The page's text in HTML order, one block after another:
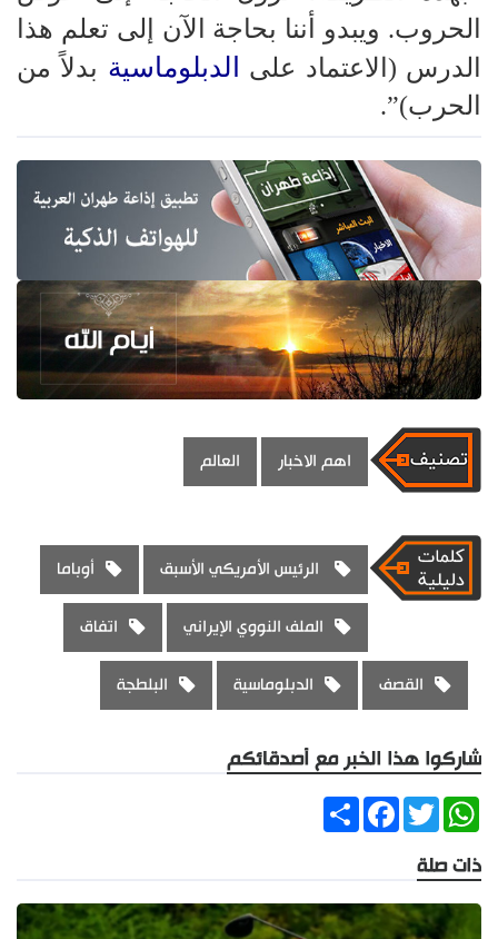
الحروب. ويبدو أننا بحاجة الآن إلى تعلم هذا
الدرس (الاعتماد على
الدبلوماسية بدلاً من
الحرب)”.
اهم الاخبار العالم
الرئيس الأمريكي الأسبق أوباما
الملف النووي الإيراني اتفاق
القصف الدبلوماسية البلطجة
شاركوا هذا الخبر مع أصدقائكم
ShareFacebookTwitter
WhatsApp
ذات صلة